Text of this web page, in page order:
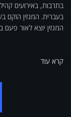
בתרבות, באירועים
המגזין יוצא לאור
קרא עוד